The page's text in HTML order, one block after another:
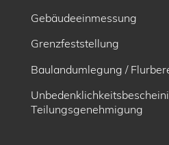
Gebäudeeinmessung
Grenzfeststellung
Baulandumlegung /
Teilungsgenehmigung